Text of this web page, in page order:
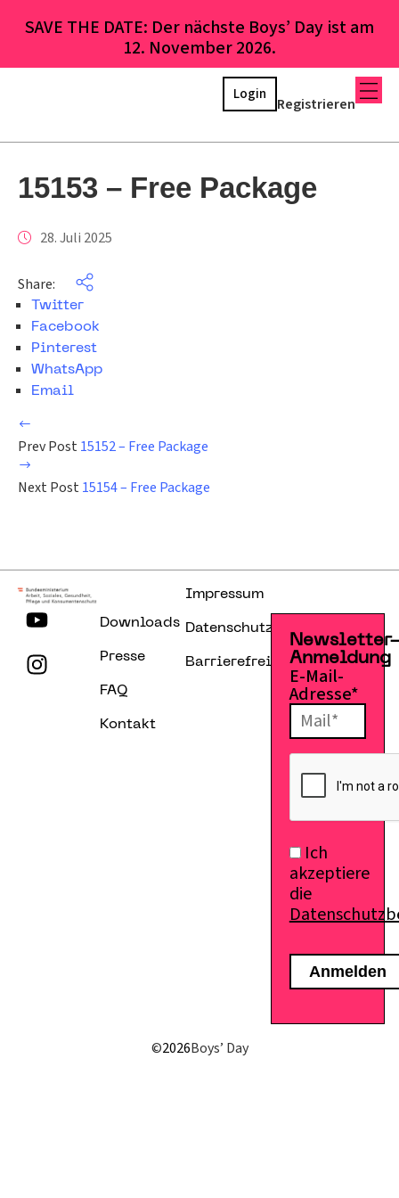
SAVE THE DATE: Der nächste Boys’ Day ist am
12. November 2026.
Registrieren
Login
15153 – Free Package
28. Juli 2025
Share:
Twitter
Facebook
Pinterest
WhatsApp
Email
Prev Post 15152 – Free Package
Next Post 15154 – Free Package
Downloads
Presse
FAQ
Kontakt
Impressum
Datenschutzerklärung
Barrierefreiheitserklärung
Anmeldung
E-Mail-
Adresse*
Ich
akzeptiere
die
©2026Boys’ Day